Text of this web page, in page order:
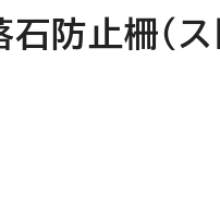
防止柵（ス